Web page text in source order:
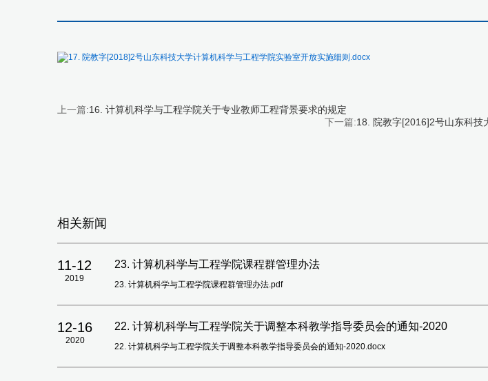
17. 院教字[2018]2号山东科技大学计算机科学与工程学院实验室开放实施细则.docx
上一篇:16. 计算机科学与工程学院关于专业教师工程背景要求的规定
下一篇:18. 院教字[2016]2号山东科技
相关新闻
11-12
2019
23. 计算机科学与工程学院课程群管理办法
23. 计算机科学与工程学院课程群管理办法.pdf
12-16
2020
22. 计算机科学与工程学院关于调整本科教学指导委员会的通知-2020
22. 计算机科学与工程学院关于调整本科教学指导委员会的通知-2020.docx